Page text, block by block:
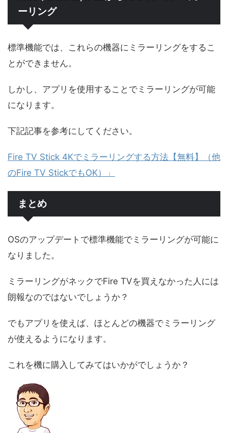
ーリング
標準機能では、これらの機器にミラーリングをするこ
とができません。
しかし、アプリを使用することでミラーリングが可能
になります。
下記記事を参考にしてください。
Fire TV Stick 4Kでミラーリングする方法【無料】（他
のFire TV StickでもOK）」
まとめ
OSのアップデートで標準機能でミラーリングが可能に
なりました。
ミラーリングがネックでFire TVを買えなかった人には
朗報なのではないでしょうか？
でもアプリを使えば、ほとんどの機器でミラーリング
が使えるようになります。
これを機に購入してみてはいかがでしょうか？